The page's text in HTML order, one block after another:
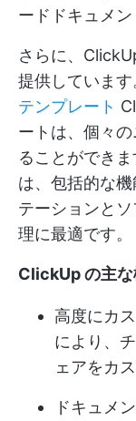
ードドキュメン
さらに、
提供しています
テンプレート
ートは、個々
ることができ
は、包括的な
テーションと
理に最適です。
ClickUp の主な
高度にカ
により、
ェアをカ
ドキュメ